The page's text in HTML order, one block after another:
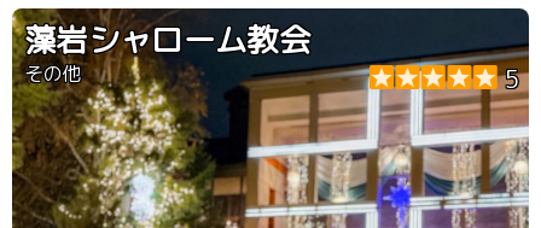
藻岩シャローム教会
その他 5